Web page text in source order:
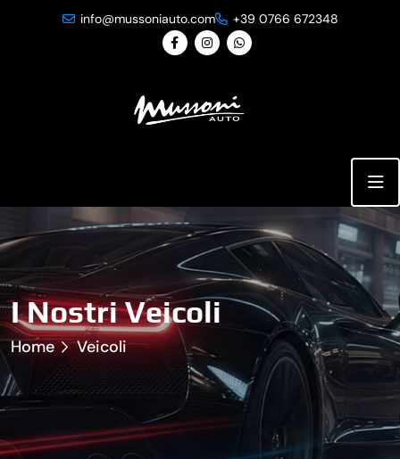
info@mussoniauto.com +39 0766 672348
I Nostri Veicoli
Home Veicoli